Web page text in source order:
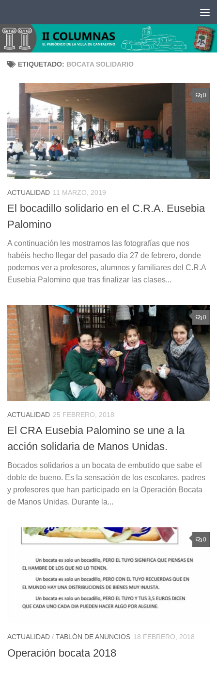
ETIQUETADO: BOCATA SOLIDARIO
0
ACTUALIDAD 11 MARZO, 2019
El bocadillo solidario en el C.R.A. Eusebia
Palomino
A continuación les mostramos las fotografías que nos
habéis hecho llegar del pasado día 27 de febrero, donde
podemos ver a profesores, alumnos y familiares del C.R.A
Eusebia Palomino que tras finalizar las clases...
0
ACTUALIDAD 25 FEBRERO, 2018
El CRA Eusebia Palomino se une a la
acción solidaria de Manos Unidas.
Bocados solidarios a un bocata de embutido que sabe el
doble de bueno. Es la sensación de los escolares, padres
y profesores que han participado en la Operación Bocata
de Manos Unidas. Durante la...
0
ACTUALIDAD / TABLÓN DE ANUNCIOS 18 FEBRERO, 2018
Operación bocata 2018